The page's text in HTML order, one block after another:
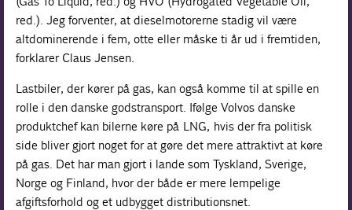
red.). Jeg forventer, at dieselmotorerne stadig vil være
altdominerende i fem, otte eller måske ti år ud i fremtiden,
forklarer Claus Jensen.
Lastbiler, der kører på gas, kan også komme til at spille en
rolle i den danske godstransport. Ifølge Volvos danske
produktchef kan bilerne køre på LNG, hvis der fra politisk
side bliver gjort noget for at gøre det mere attraktivt at køre
på gas. Det har man gjort i lande som Tyskland, Sverige,
Norge og Finland, hvor der både er mere lempelige
afgiftsforhold og et udbygget distributionsnet.